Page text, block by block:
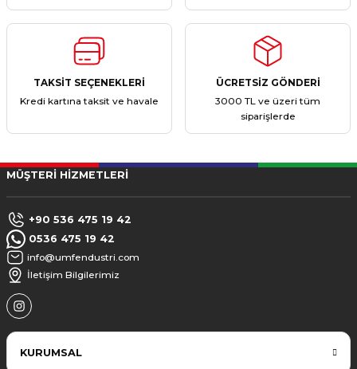
TAKSİT SEÇENEKLERİ
Kredi kartına taksit ve havale
ÜCRETSİZ GÖNDERİ
3000 TL ve üzeri tüm
siparişlerde
MÜŞTERİ HİZMETLERİ
+90 536 475 19 42
0536 475 19 42
info@umfendustri.com
İletişim Bilgilerimiz
KURUMSAL